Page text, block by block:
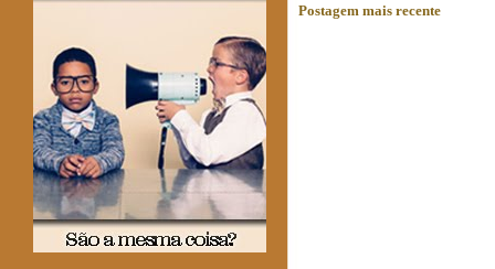
Postagem mais recente